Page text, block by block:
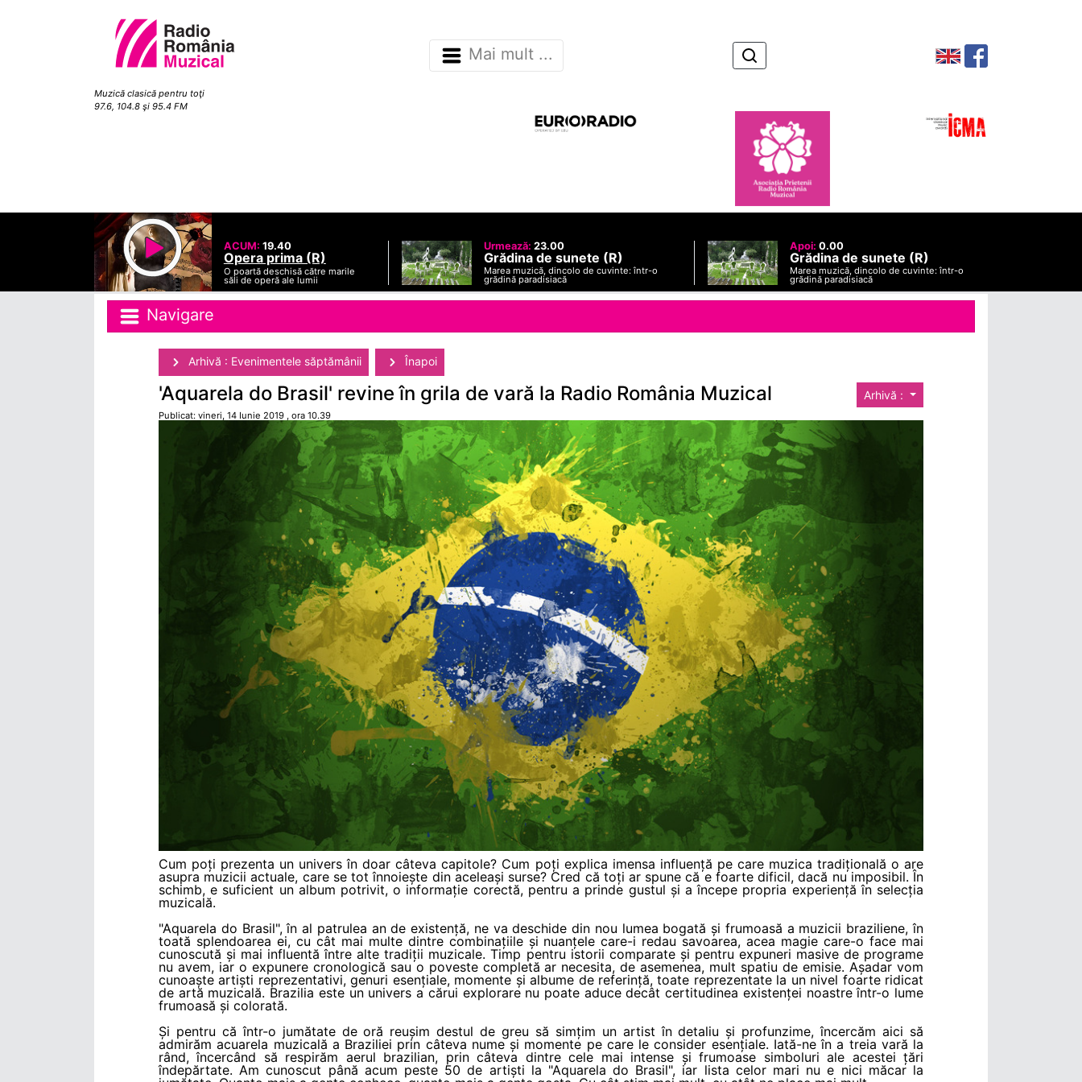
Muzică clasică pentru toţi
97.6, 104.8 şi 95.4 FM
Mai mult ...
ACUM: 19.40
Opera prima (R)
O poartă deschisă către marile
săli de operă ale lumii
Urmează: 23.00
Grădina de sunete (R)
Marea muzică, dincolo de cuvinte: într-o
grădină paradisiacă
Apoi: 0.00
Grădina de sunete (R)
Marea muzică, dincolo de cuvinte: într-o
grădină paradisiacă
Navigare
Arhivă : Evenimentele săptămânii Înapoi
Arhivă :
'Aquarela do Brasil' revine în grila de vară la Radio România Muzical
Publicat: vineri, 14 Iunie 2019 , ora 10.39
Cum poți prezenta un univers în doar câteva capitole? Cum poți explica imensa influență pe care muzica tradițională o are
asupra muzicii actuale, care se tot înnoiește din aceleași surse? Cred că toți ar spune că e foarte dificil, dacă nu imposibil. În
schimb, e suficient un album potrivit, o informație corectă, pentru a prinde gustul și a începe propria experiență în selecția
muzicală.
"Aquarela do Brasil", în al patrulea an de existență, ne va deschide din nou lumea bogată și frumoasă a muzicii braziliene, în
toată splendoarea ei, cu cât mai multe dintre combinațiile și nuanțele care-i redau savoarea, acea magie care-o face mai
cunoscută și mai influentă între alte tradiții muzicale. Timp pentru istorii comparate și pentru expuneri masive de programe
nu avem, iar o expunere cronologică sau o poveste completă ar necesita, de asemenea, mult spatiu de emisie. Așadar vom
cunoaște artiști reprezentativi, genuri esențiale, momente și albume de referință, toate reprezentate la un nivel foarte ridicat
de artă muzicală. Brazilia este un univers a cărui explorare nu poate aduce decât certitudinea existenței noastre într-o lume
frumoasă și colorată.
Și pentru că într-o jumătate de oră reușim destul de greu să simțim un artist în detaliu și profunzime, încercăm aici să
admirăm acuarela muzicală a Braziliei prin câteva nume și momente pe care le consider esențiale. Iată-ne în a treia vară la
rând, încercând să respirăm aerul brazilian, prin câteva dintre cele mai intense și frumoase simboluri ale acestei țări
îndepărtate. Am cunoscut până acum peste 50 de artiști la "Aquarela do Brasil", iar lista celor mari nu e nici măcar la